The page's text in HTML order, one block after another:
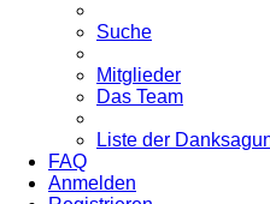
Suche
Mitglieder
Das Team
Liste der
FAQ
Anmelden